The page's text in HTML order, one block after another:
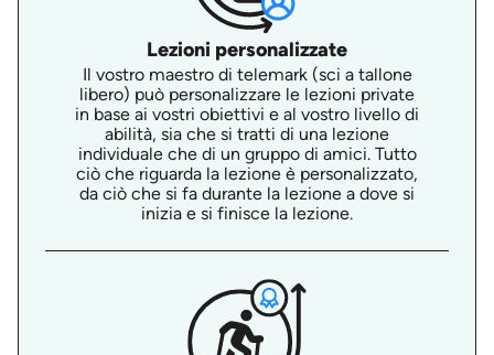
Lezioni personalizzate
Il vostro maestro di telemark (sci a tallone
libero) può personalizzare le lezioni private
in base ai vostri obiettivi e al vostro livello di
abilità, sia che si tratti di una lezione
individuale che di un gruppo di amici. Tutto
ciò che riguarda la lezione è personalizzato,
da ciò che si fa durante la lezione a dove si
inizia e si finisce la lezione.